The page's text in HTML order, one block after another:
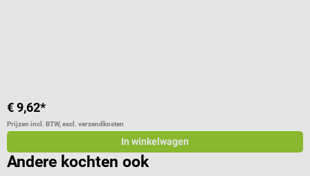
€ 9,62*
Prijzen incl. BTW, excl. verzendkosten
In winkelwagen
Andere kochten ook